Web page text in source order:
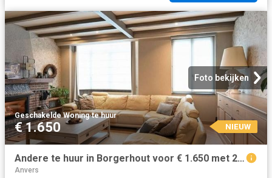
Foto bekijken
Geschakelde Woning·te huur
€ 1.650 NIEUW
Andere te huur in Borgerhout voor € 1.650 met 2 slaapkamers
Anvers